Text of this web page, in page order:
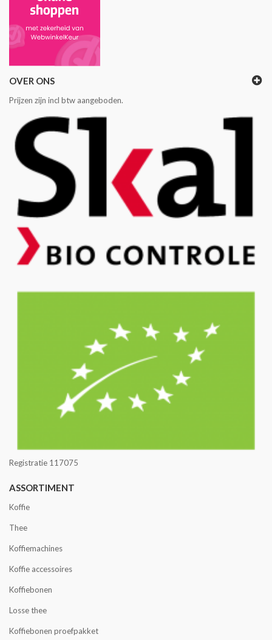
OVER ONS
Prijzen zijn incl btw aangeboden.
Registratie 117075
ASSORTIMENT
Koffie
Thee
Koffiemachines
Koffie accessoires
Koffiebonen
Losse thee
Koffiebonen proefpakket